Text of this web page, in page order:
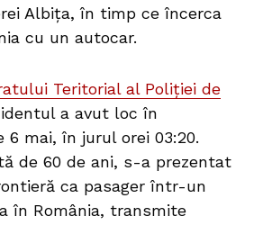
Albița, în timp ce încerca
cu un autocar.
Teritorial al Poliției de
a avut loc în
6 mai, în jurul orei 03:20.
de 60 de ani, s-a prezentat
ca pasager într-un
în România, transmite